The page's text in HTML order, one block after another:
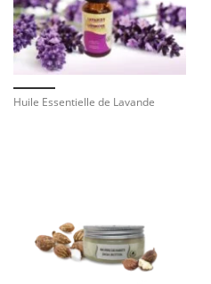
Huile Essentielle de Lavande